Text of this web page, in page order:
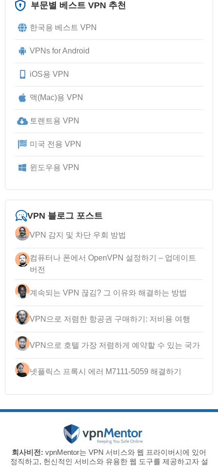
부문별 베스트 VPN 추천
한국용 베스트 VPN
VPNs for Android
iOS용 VPN
맥(Mac)용 VPN
토렌트용 VPN
미국 전용 VPN
윈도우용 VPN
VPN 블로그 포스트
VPN 감지 및 차단 우회 방법
컴퓨터나 폰에서 OpenVPN 설정하기 – 업데이트
버전
계속되는 VPN 끊김? 그 이유와 해결하는 방법
VPN으로 저렴한 항공권 구매하기: 저비용 여행
VPN으로 호텔 가장 저렴하게 예약할 수 있는 국가
넷플릭스 프록시 에러 M7111-5059 해결하기
회사비전: vpnMentor는 VPN 서비스와 웹 프라이버시에 있어
정직하고, 헌신적인 서비스와 유용한 웹 도구를 제공하고자 설